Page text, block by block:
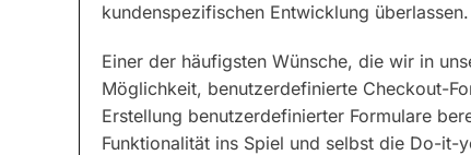
kundenspezifischen Entwicklung überlassen.
Einer der häufigsten Wünsche, die wir in
Möglichkeit, benutzerdefinierte Checkout-
Erstellung benutzerdefinierter Formulare
Funktionalität ins Spiel und selbst die Do-it-